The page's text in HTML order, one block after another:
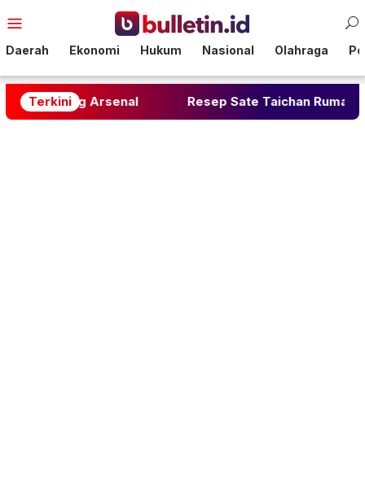
ke
Mobile
Daerah Ekonomi Hukum Nasional Olahraga
Terkini
Arsenal Resep Sate Taichan Rumahan: Rahasia